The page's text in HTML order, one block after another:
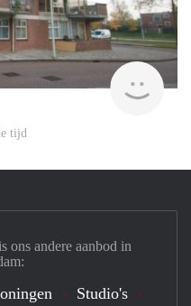
tijd
ons andere aanbod in
Studio's